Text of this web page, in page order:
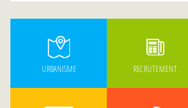
URBANISME RECRUTEMENT